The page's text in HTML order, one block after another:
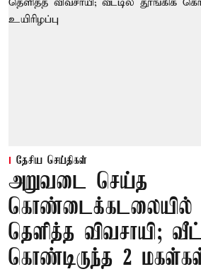
தேசிய செய்திகள்
அறுவடை செய்த
கொண்டைக்கடலையில்
தெளித்த விவசாயி;
கொண்டிருந்த 2 மகள்கள்